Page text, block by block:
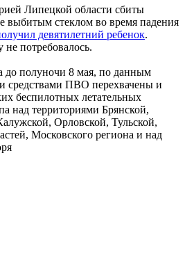
Липецкой области сбиты
выбитым стеклом во время падения
девятилетний ребенок.
не потребовалось.
до полуночи 8 мая, по данным
ПВО перехвачены и
беспилотных летательных
над территориями Брянской,
Орловской, Тульской,
Московского региона и над